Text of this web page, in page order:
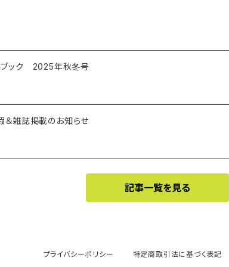
ブック 2025年秋冬号
＆雑誌掲載のお知らせ
記事一覧を見る
プライバシーポリシー 特定商取引法に基づく表記